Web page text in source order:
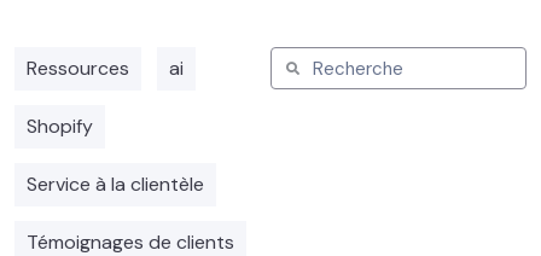
Ressources ai
Shopify
Service à la clientèle
Témoignages de clients